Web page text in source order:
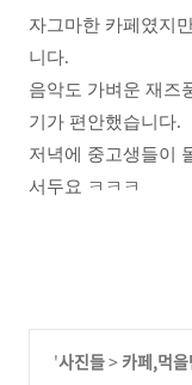
자그마한 카페였지
니다.
음악도 가벼운 재즈
기가 편안했습니다.
저녁에 중고생들이
서두요 ㅋㅋㅋ
'사진들> 카페,먹